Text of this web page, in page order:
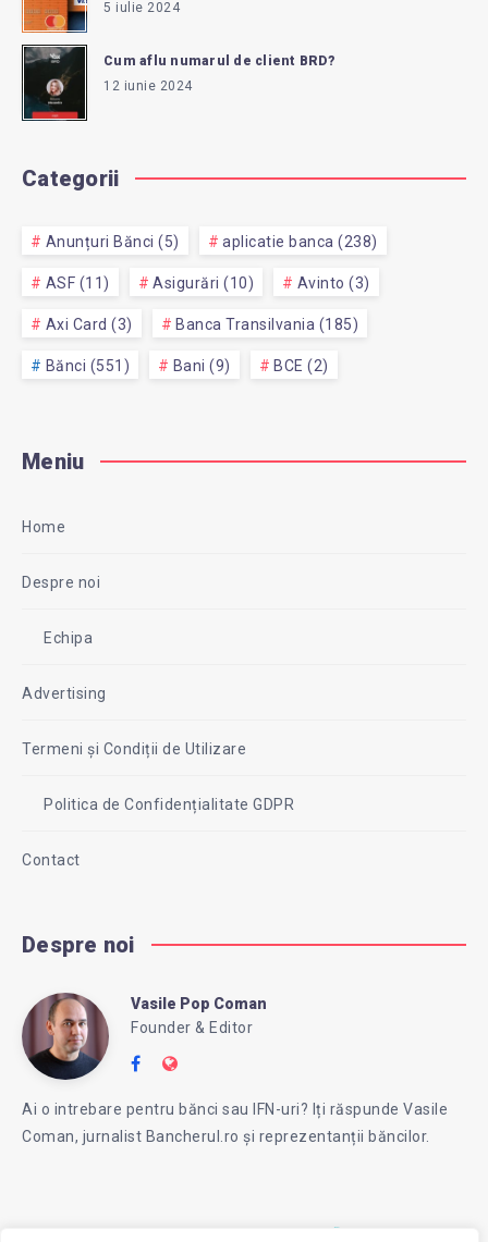
5 iulie 2024
Cum aflu numarul de client BRD?
12 iunie 2024
Categorii
Anunțuri Bănci (5) aplicatie banca (238)
ASF (11) Asigurări (10) Avinto (3)
Axi Card (3) Banca Transilvania (185)
Bănci (551) Bani (9) BCE (2)
Meniu
Home
Despre noi
Echipa
Advertising
Termeni și Condiții de Utilizare
Politica de Confidențialitate GDPR
Contact
Despre noi
Vasile
Pop
Vasile Pop Coman
Founder & Editor
Follow
on
Website:
Ai o intrebare pentru bănci sau IFN-uri? Iți răspunde Vasile
Coman, jurnalist Bancherul.ro și reprezentanții băncilor.